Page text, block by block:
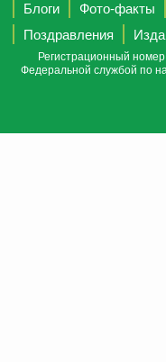
Блоги
Фото-факты
Поздравления
Регистрационный
Федеральной службой по